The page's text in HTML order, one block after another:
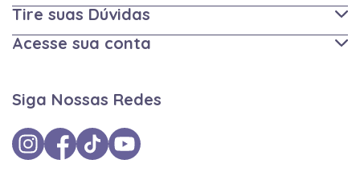
Tire suas Dúvidas
Acesse sua conta
Siga Nossas Redes